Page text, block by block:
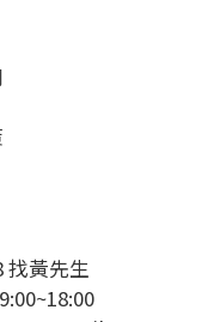
找黃先生